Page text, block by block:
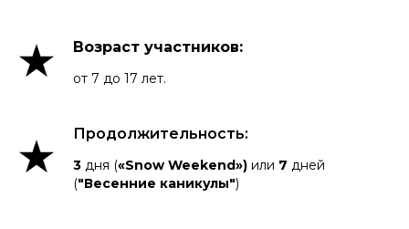
Возраст участников:
от 7 до 17 лет.
Продолжительность:
3 дня («Snow Weekend») или 7 дней
("Весенние каникулы")